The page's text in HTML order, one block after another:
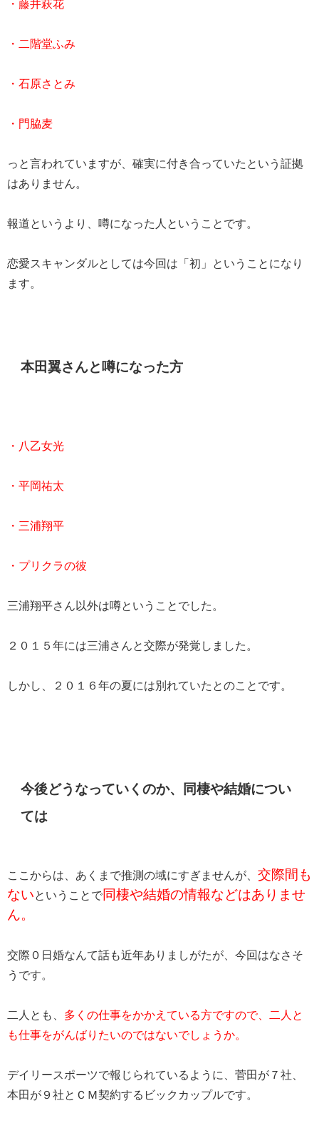
・藤井萩花
・二階堂ふみ
・石原さとみ
・門脇麦
っと言われていますが、確実に付き合っていたという証拠
はありません。
報道というより、噂になった人ということです。
恋愛スキャンダルとしては今回は「初」ということになり
ます。
本田翼さんと噂になった方
・八乙女光
・平岡祐太
・三浦翔平
・プリクラの彼
三浦翔平さん以外は噂ということでした。
２０１５年には三浦さんと交際が発覚しました。
しかし、２０１６年の夏には別れていたとのことです。
今後どうなっていくのか、同棲や結婚につい
ては
ここからは、あくまで推測の域にすぎませんが、 交際間も
ない ということで同棲や結婚の情報などはありませ
ん。
交際０日婚なんて話も近年ありましがたが、今回はなさそ
うです。
二人とも、 多くの仕事をかかえている方ですので、二人と
も仕事をがんばりたいのではないでしょうか。
デイリースポーツで報じられているように、菅田が７社、
本田が９社とＣＭ契約するビックカップルです。